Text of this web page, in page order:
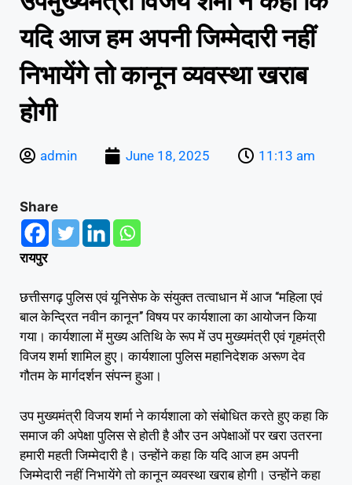
यदि आज हम अपनी जिम्मेदारी नहीं
निभायेंगे तो कानून व्यवस्था खराब
होगी
admin June 18, 2025 11:13 am
Share
रायपुर
छत्तीसगढ़ पुलिस एवं यूनिसेफ के संयुक्त तत्वाधान में आज ‘‘महिला एवं
बाल केन्द्रित नवीन कानून’’ विषय पर कार्यशाला का आयोजन किया
गया। कार्यशाला में मुख्य अतिथि के रूप में उप मुख्यमंत्री एवं गृहमंत्री
विजय शर्मा शामिल हुए। कार्यशाला पुलिस महानिदेशक अरूण देव
गौतम के मार्गदर्शन संपन्न हुआ।
उप मुख्यमंत्री विजय शर्मा ने कार्यशाला को संबोधित करते हुए कहा कि
समाज की अपेक्षा पुलिस से होती है और उन अपेक्षाओं पर खरा उतरना
हमारी महती जिम्मेदारी है। उन्होंने कहा कि यदि आज हम अपनी
जिम्मेदारी नहीं निभायेंगे तो कानून व्यवस्था खराब होगी। उन्होंने कहा